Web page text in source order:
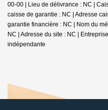
00-00 | Lieu de délivrance : NC |
caisse de garantie : NC | Adresse
garantie financière : NC | Nom du
NC | Adresse du site : NC |
indépendante